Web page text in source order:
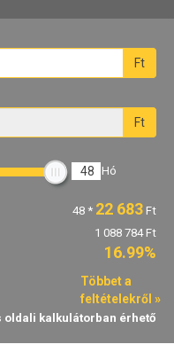
Ft
Ft
48 Hó
48 * 22 683 Ft
1 088 784 Ft
16.99%
Többet a
feltételekről »
oldali kalkulátorban érhető